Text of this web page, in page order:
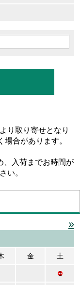
り取り寄せとなり
合があります。
、入荷までお時間が
い。
»
金 土
1